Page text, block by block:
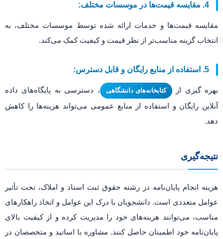
4. مقایسه قیمت‌ها در موسسات مختلف:
مقایسه قیمت‌ها و خدمات ارائه شده توسط موسسات مختلف، به
انتخاب گزینه مناسب‌تر از نظر قیمت و کیفیت کمک می‌کند.
5. استفاده از منابع رایگان و قابل دسترس:
بهره گیری از کتابخانه‌های دانشگاهی
، دسترسی به پایگاه‌های داده
آنلاین رایگان و استفاده از منابع عمومی می‌تواند هزینه‌ها را کاهش
دهد.
نتیجه‌گیری
هزینه انجام پایان‌نامه در رشته حقوق ثبت اسناد و املاک، تحت تأثیر
عوامل متعددی است. دانشجویان با درک این عوامل و اتخاذ راهکارهای
مناسب، می‌توانند هزینه‌های خود را مدیریت کرده و از کیفیت بالای
پایان‌نامه خود اطمینان حاصل کنند. مشاوره با اساتید و متخصصان در